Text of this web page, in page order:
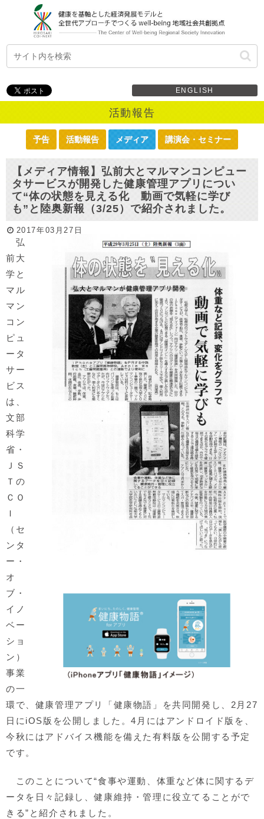
ENGLISH
活動報告
予告 活動報告 メディア 講演会・セミナー
【メディア情報】弘前大とマルマンコンピュー
タサービスが開発した健康管理アプリについ
て“体の状態を見える化 動画で気軽に学び
も”と陸奥新報（3/25）で紹介されました。
2017年03月27日
弘
前大
学と
マル
マン
コン
ピュ
ータ
サー
ビス
は、
文部
科学
省・
ＪＳ
Ｔの
ＣＯ
Ｉ
（セ
ンタ
ー・
オ
ブ・
イノ
ベー
ショ
ン）
事業
の一
環で、健康管理アプリ「健康物語」を共同開発し、2月27
日にiOS版を公開しました。4月にはアンドロイド版を、
今秋にはアドバイス機能を備えた有料版を公開する予定
です。
このことについて“食事や運動、体重など体に関するデ
ータを日々記録し、健康維持・管理に役立てることがで
きる”と紹介されました。